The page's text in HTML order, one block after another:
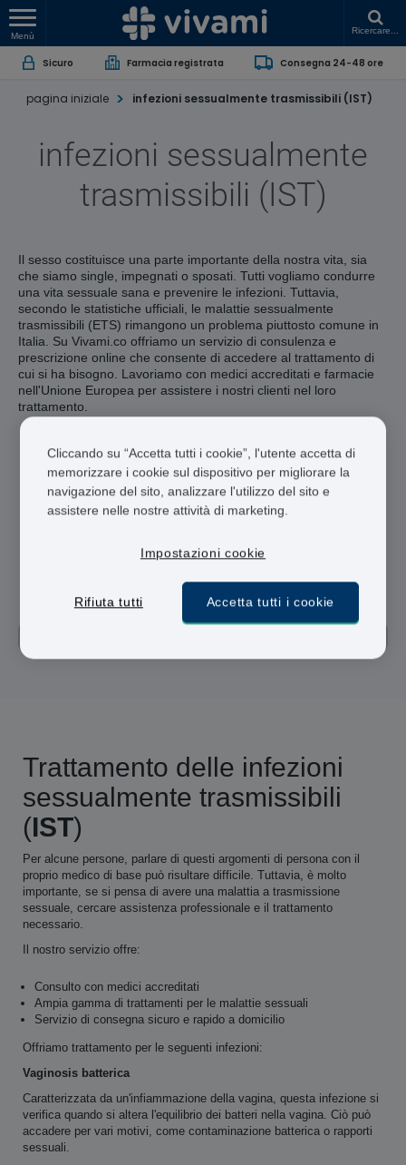
Menù
Ricercare...
Sicuro Farmacia registrata Consegna 24-48 ore
pagina iniziale infezioni sessualmente trasmissibili (IST)
infezioni sessualmente
trasmissibili (IST)
Il sesso costituisce una parte importante della nostra vita, sia
che siamo single, impegnati o sposati. Tutti vogliamo condurre
una vita sessuale sana e prevenire le infezioni. Tuttavia,
secondo le statistiche ufficiali, le malattie sessualmente
trasmissibili (ETS) rimangono un problema piuttosto comune in
Italia. Su Vivami.co offriamo un servizio di consulenza e
prescrizione online che consente di accedere al trattamento di
cui si ha bisogno. Lavoriamo con medici accreditati e farmacie
nell'Unione Europea per assistere i nostri clienti nel loro
trattamento.
Professionisti abilitati
Consegna in 48 ore
pagamento sicuro
Clamidia Verrugas Genitales Gonorrea
Trattamento delle infezioni
sessualmente trasmissibili
(IST)
Per alcune persone, parlare di questi argomenti di persona con il
proprio medico di base può risultare difficile. Tuttavia, è molto
importante, se si pensa di avere una malattia a trasmissione
sessuale, cercare assistenza professionale e il trattamento
necessario.
Il nostro servizio offre:
Consulto con medici accreditati
Ampia gamma di trattamenti per le malattie sessuali
Servizio di consegna sicuro e rapido a domicilio
Offriamo trattamento per le seguenti infezioni:
Vaginosis batterica
Caratterizzata da un'infiammazione della vagina, questa infezione si
verifica quando si altera l'equilibrio dei batteri nella vagina. Ciò può
accadere per vari motivi, come contaminazione batterica o rapporti
sessuali.
Cliccando su “Accetta tutti i cookie”, l'utente accetta di
memorizzare i cookie sul dispositivo per migliorare la
navigazione del sito, analizzare l'utilizzo del sito e
assistere nelle nostre attività di marketing.
Impostazioni cookie
Rifiuta tutti Accetta tutti i cookie